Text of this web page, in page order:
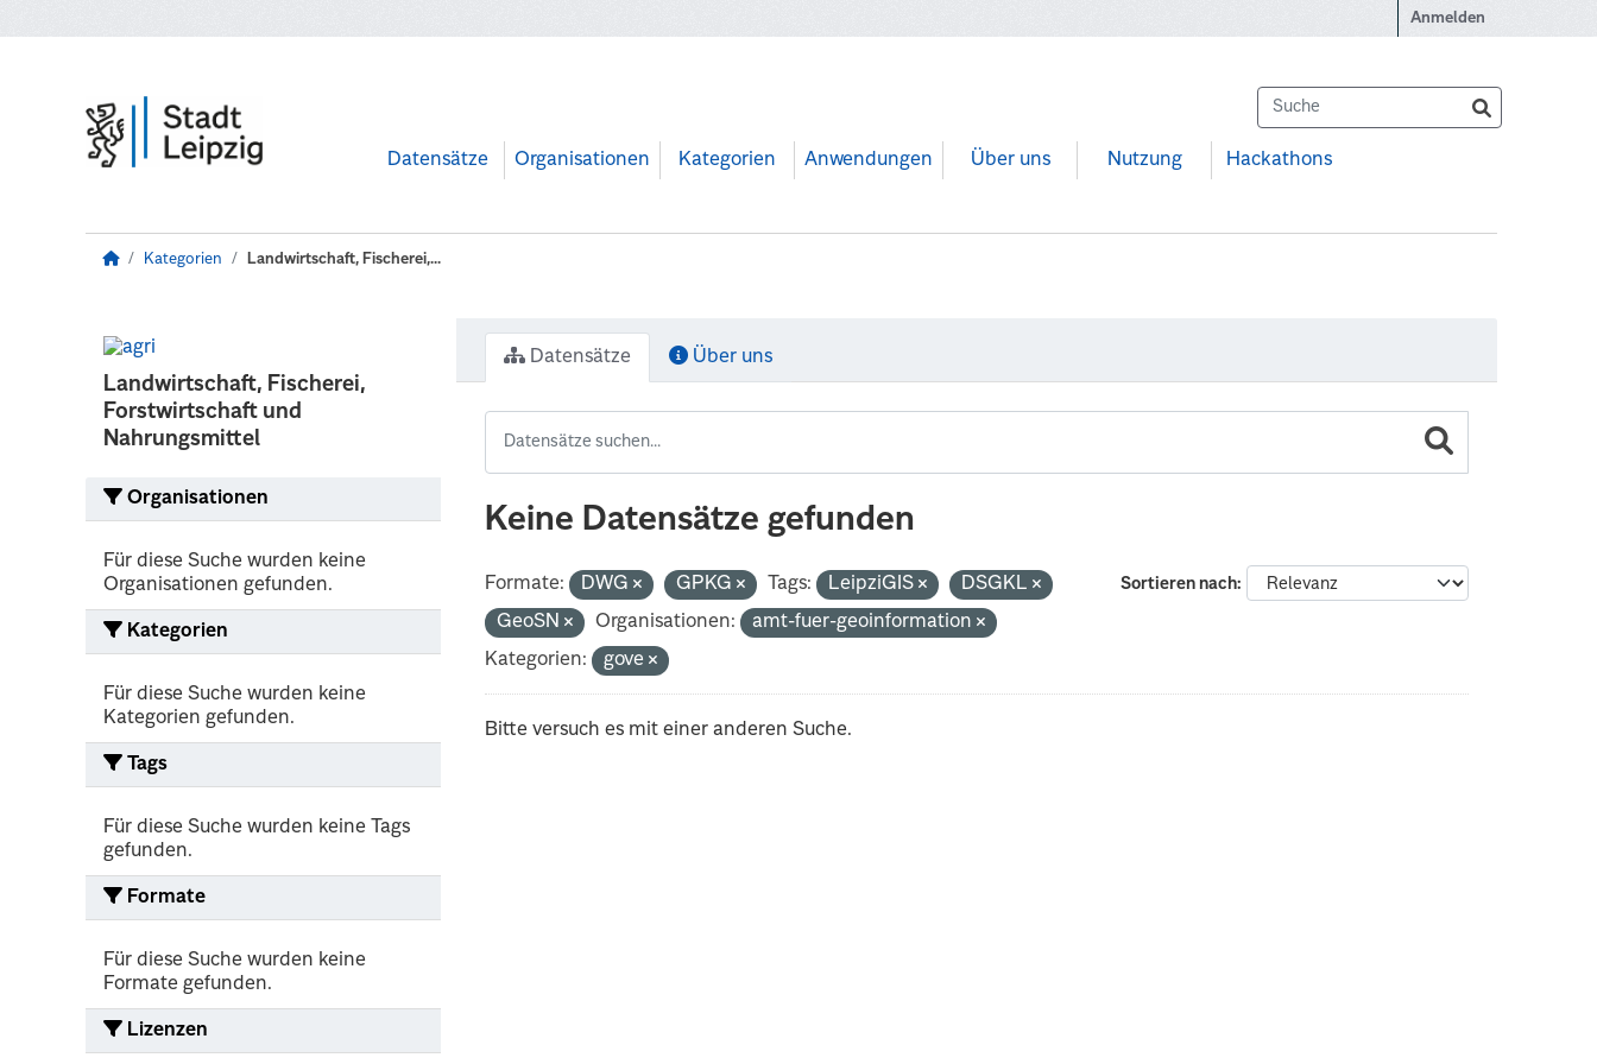
Anmelden
Datensätze Organisationen Kategorien Anwendungen Über uns Nutzung Hackathons
Kategorien Landwirtschaft, Fischerei,...
Landwirtschaft, Fischerei,
Forstwirtschaft und
Nahrungsmittel
Organisationen
Für diese Suche wurden keine
Organisationen gefunden.
Kategorien
Für diese Suche wurden keine
Kategorien gefunden.
Tags
Für diese Suche wurden keine Tags
gefunden.
Formate
Für diese Suche wurden keine
Formate gefunden.
Lizenzen
Datensätze Über uns
Keine Datensätze gefunden
Sortieren nach
Formate: DWG GPKG Tags: LeipziGIS
DSGKL
GeoSN
Organisationen:
amt-fuer-geoinformation
Kategorien:
gove
Bitte versuch es mit einer anderen Suche.